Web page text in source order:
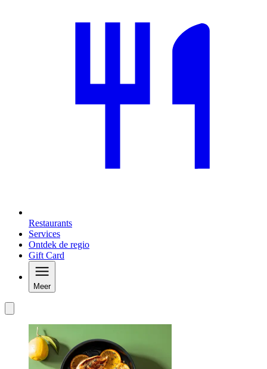
Restaurants
Services
Ontdek de regio
Gift Card
Meer